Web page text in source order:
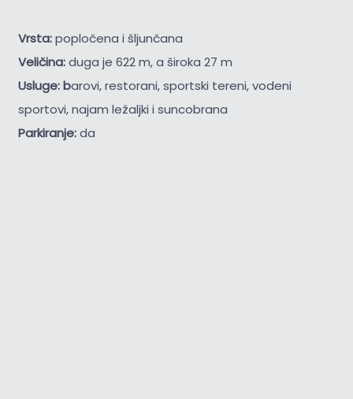
Vrsta:popločena i šljunčana
Veličina:duga je 622 m, a široka 27 m
Usluge: barovi, restorani, sportski tereni, vodeni
sportovi, najam ležaljki i suncobrana
Parkiranje:da